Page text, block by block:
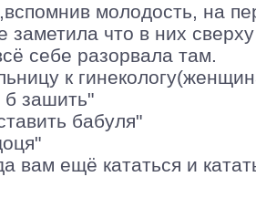
молодость, на
заметила что в них
себе разорвала там.
к
б зашить"
бабуля"
вам ещё кататься и